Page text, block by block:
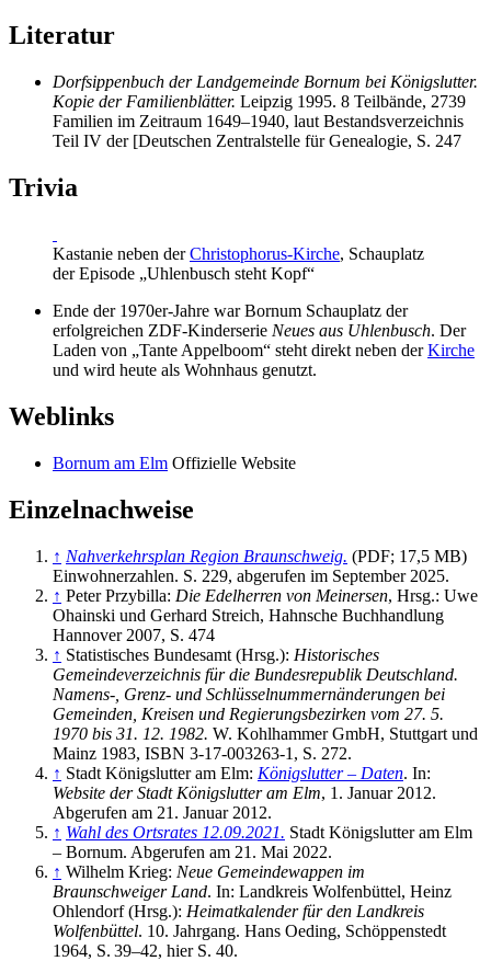
Literatur
Dorfsippenbuch der Landgemeinde Bornum bei Königslutter.
Kopie der Familienblätter. Leipzig 1995. 8 Teilbände, 2739
Familien im Zeitraum 1649–1940, laut Bestandsverzeichnis
Teil IV der [Deutschen Zentralstelle für Genealogie, S. 247
Trivia
Kastanie neben derChristophorus-Kirche, Schauplatz
der Episode „Uhlenbusch steht Kopf“
Ende der 1970er-Jahre war Bornum Schauplatz der
erfolgreichen ZDF-Kinderserie Neues aus Uhlenbusch. Der
Laden von „Tante Appelboom“ steht direkt neben derKirche
und wird heute als Wohnhaus genutzt.
Weblinks
Bornum am Elm Offizielle Website
Einzelnachweise
↑ Nahverkehrsplan Region Braunschweig. (PDF; 17,5 MB)
Einwohnerzahlen. S. 229, abgerufen im September 2025.
↑ Peter Przybilla: Die Edelherren von Meinersen, Hrsg.: Uwe
Ohainski und Gerhard Streich, Hahnsche Buchhandlung
Hannover 2007, S. 474
↑ Statistisches Bundesamt (Hrsg.): Historisches
Gemeindeverzeichnis für die Bundesrepublik Deutschland.
Namens-, Grenz- und Schlüsselnummernänderungen bei
Gemeinden, Kreisen und Regierungsbezirken vom 27. 5.
1970 bis 31. 12. 1982. W. Kohlhammer GmbH, Stuttgart und
Mainz 1983, ISBN 3-17-003263-1, S. 272.
↑ Stadt Königslutter am Elm: Königslutter – Daten. In:
Website der Stadt Königslutter am Elm, 1. Januar 2012.
Abgerufen am 21. Januar 2012.
↑ Wahl des Ortsrates 12.09.2021. Stadt Königslutter am Elm
– Bornum. Abgerufen am 21. Mai 2022.
↑ Wilhelm Krieg: Neue Gemeindewappen im
Braunschweiger Land. In: Landkreis Wolfenbüttel, Heinz
Ohlendorf (Hrsg.): Heimatkalender für den Landkreis
Wolfenbüttel. 10. Jahrgang. Hans Oeding, Schöppenstedt
1964, S. 39–42,hier S. 40.